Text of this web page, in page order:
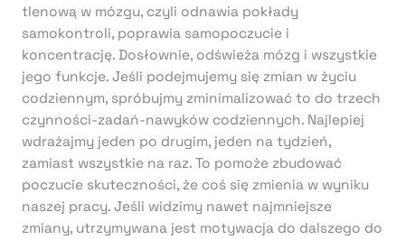
tlenową w mózgu, czyli odnawia pokłady
samokontroli, poprawia samopoczucie i
koncentrację. Dosłownie, odświeża mózg i wszystkie
jego funkcje. Jeśli podejmujemy się zmian w życiu
codziennym, spróbujmy zminimalizować to do trzech
czynności-zadań-nawyków codziennych. Najlepiej
wdrażajmy jeden po drugim, jeden na tydzień,
zamiast wszystkie na raz. To pomoże zbudować
poczucie skuteczności, że coś się zmienia w wyniku
naszej pracy. Jeśli widzimy nawet najmniejsze
zmiany, utrzymywana jest motywacja do dalszego do